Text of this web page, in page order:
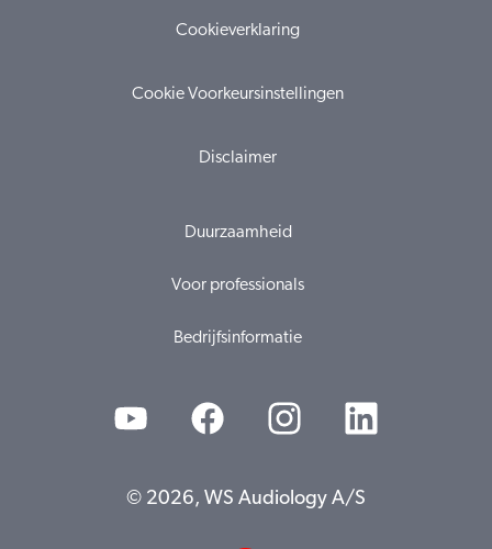
Cookieverklaring
Cookie Voorkeursinstellingen
Disclaimer
Duurzaamheid
Voor professionals
Bedrijfsinformatie
© 2026, WS Audiology A/S